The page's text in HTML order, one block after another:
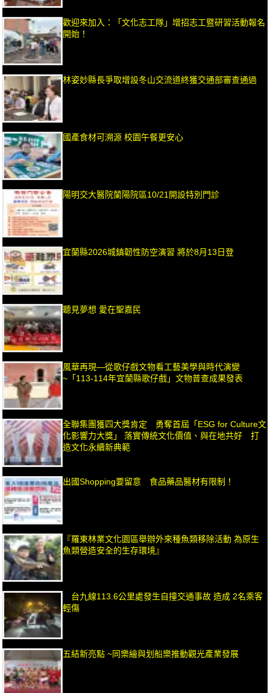
歡迎來加入：「文化志工隊」增招志工暨研習活動報名
開始！
林姿妙縣長爭取增設冬山交流道終獲交通部審查通過
國產食材可溯源 校園午餐更安心
陽明交大醫院蘭陽院區10/21開設特別門診
宜蘭縣2026城鎮韌性防空演習 將於8月13日登
聽見夢想 愛在聖嘉民
風華再現—從歌仔戲文物看工藝美學與時代演變
~「113-114年宜蘭縣歌仔戲」文物普查成果發表
全聯集團獲四大獎肯定 勇奪首屆「ESG for Culture文
化影響力大獎」 落實傳統文化價值、與在地共好 打
造文化永續新典範
出國Shopping要留意 食品藥品醫材有限制！
『羅東林業文化園區舉辦外來種魚類移除活動 為原生
魚類營造安全的生存環境』
台九線113.6公里處發生自撞交通事故 造成 2名乘客
輕傷
五結新亮點 ~同樂繪與划船樂推動觀光產業發展